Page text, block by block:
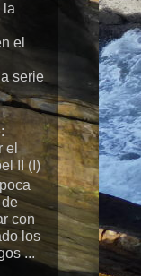
la
el
serie
el
II (I)
con
los
...